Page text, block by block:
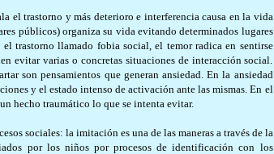
el trastorno y más deterioro e interferencia causa en la vida
públicos) organiza su vida evitando determinados lugares
trastorno llamado fobia social, el temor radica en sentirse
evitar varias o concretas situaciones de interacción social.
son pensamientos que generan ansiedad. En la ansiedad
y el estado intenso de activación ante las mismas. En el
hecho traumático lo que se intenta evitar.
sociales: la imitación es una de las maneras a través de la
por los niños por procesos de identificación con los